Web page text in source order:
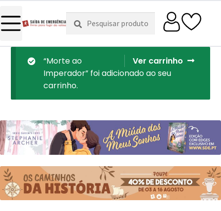
Pesquisar
por:
Pesquisa
Ver carrinho
“Morte ao
Imperador” foi adicionado ao seu
carrinho.